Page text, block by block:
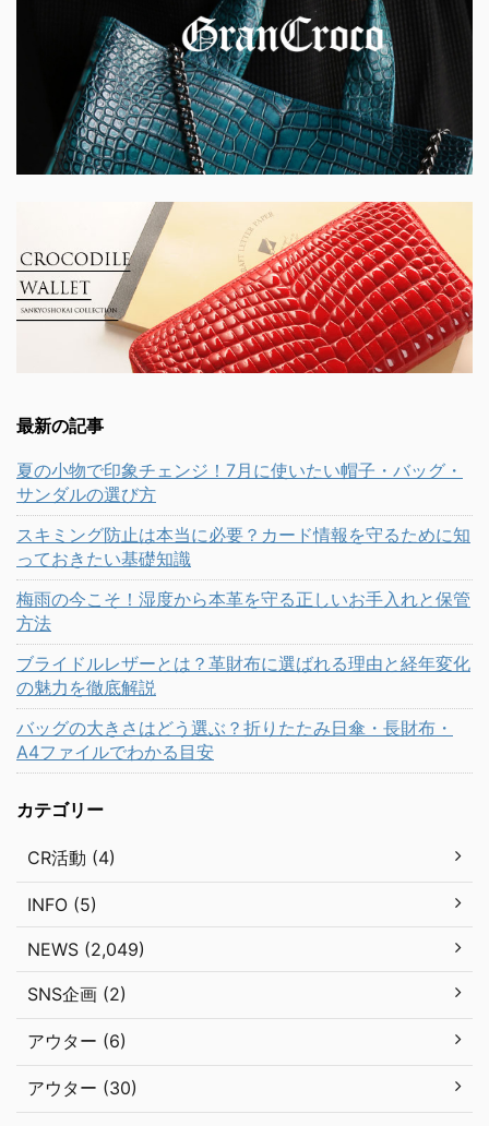
最新の記事
夏の小物で印象チェンジ！7月に使いたい帽子・バッグ・
サンダルの選び方
スキミング防止は本当に必要？カード情報を守るために知
っておきたい基礎知識
梅雨の今こそ！湿度から本革を守る正しいお手入れと保管
方法
ブライドルレザーとは？革財布に選ばれる理由と経年変化
の魅力を徹底解説
バッグの大きさはどう選ぶ？折りたたみ日傘・長財布・
A4ファイルでわかる目安
カテゴリー
CR活動 (4)
INFO (5)
NEWS (2,049)
SNS企画 (2)
アウター (6)
アウター (30)